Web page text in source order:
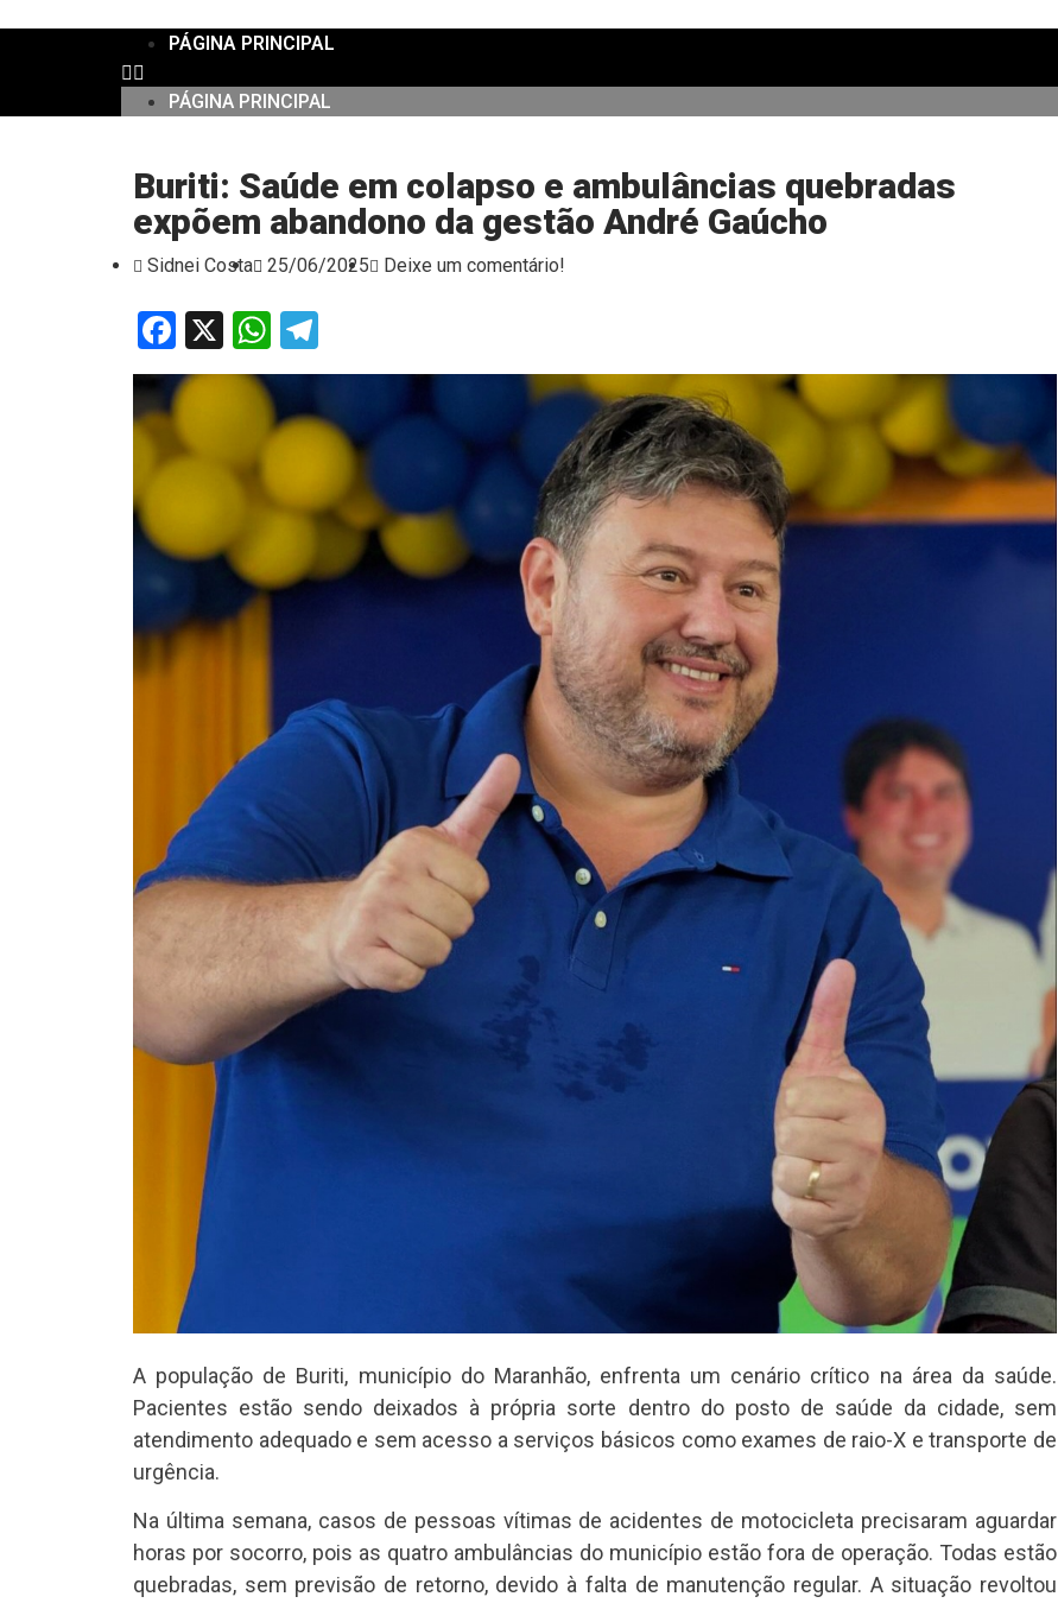
PÁGINA PRINCIPAL
PÁGINA PRINCIPAL
Buriti: Saúde em colapso e ambulâncias quebradas
expõem abandono da gestão André Gaúcho
Sidnei Costa 25/06/2025 Deixe um comentário!
Facebook
X WhatsApp
A população de Buriti, município do Maranhão, enfrenta um cenário crítico na área da saúde.
Pacientes estão sendo deixados à própria sorte dentro do posto de saúde da cidade, sem
atendimento adequado e sem acesso a serviços básicos como exames de raio-X e transporte de
urgência.
Na última semana, casos de pessoas vítimas de acidentes de motocicleta precisaram aguardar
horas por socorro, pois as quatro ambulâncias do município estão fora de operação. Todas estão
quebradas, sem previsão de retorno, devido à falta de manutenção regular. A situação revoltou